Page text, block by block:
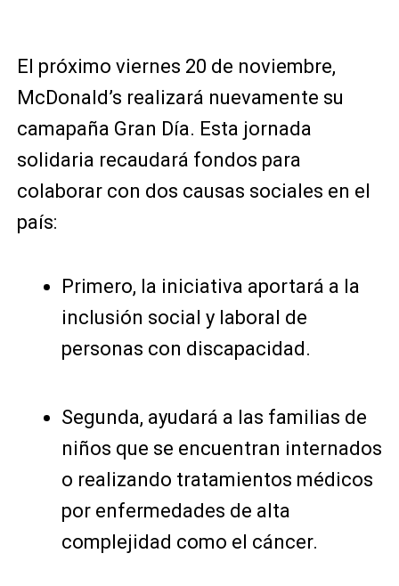
El próximo viernes 20 de noviembre,
McDonald’s realizará nuevamente su
camapaña Gran Día. Esta jornada
solidaria recaudará fondos para
colaborar con dos causas sociales en el
país:
Primero, la iniciativa aportará a la
inclusión social y laboral de
personas con discapacidad.
Segunda, ayudará a las familias de
niños que se encuentran internados
o realizando tratamientos médicos
por enfermedades de alta
complejidad como el cáncer.